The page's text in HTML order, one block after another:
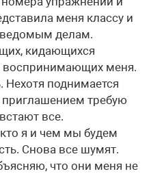
меня классу и
делам.
кидающихся
воспринимающих меня.
Нехотя поднимается
требую
все.
я и чем мы будем
Снова все шумят.
что они меня не